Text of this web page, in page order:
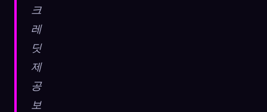
크
레
딧
제
공
보